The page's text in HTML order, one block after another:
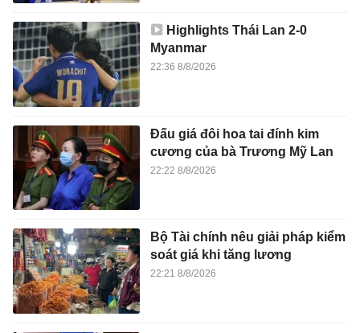
Highlights Thái Lan 2-0
Myanmar
22:36 8/8/2026
Đấu giá đôi hoa tai đính kim
cương của bà Trương Mỹ Lan
22:22 8/8/2026
Bộ Tài chính nêu giải pháp kiểm
soát giá khi tăng lương
22:21 8/8/2026